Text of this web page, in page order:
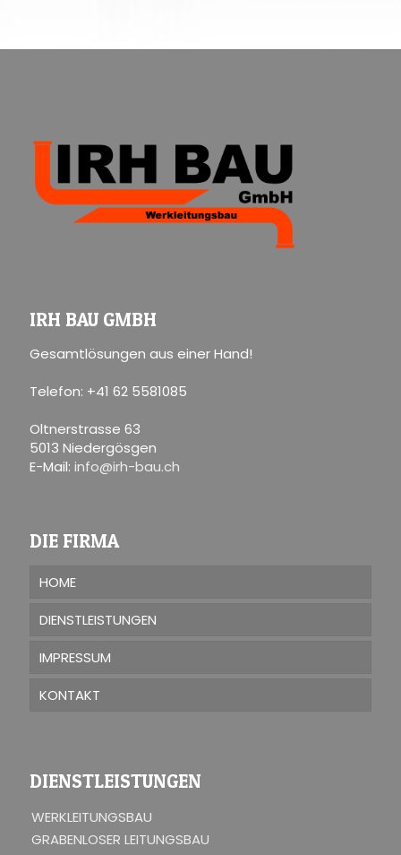
IRH BAU GMBH
Gesamtlösungen aus einer Hand!
Telefon: +41 62 5581085
Oltnerstrasse 63
5013 Niedergösgen
E-Mail: info@irh-bau.ch
DIE FIRMA
HOME
DIENSTLEISTUNGEN
IMPRESSUM
KONTAKT
DIENSTLEISTUNGEN
WERKLEITUNGSBAU
GRABENLOSER LEITUNGSBAU